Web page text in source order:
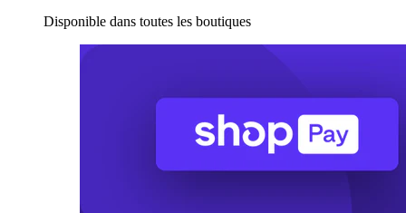
Disponible dans toutes les boutiques